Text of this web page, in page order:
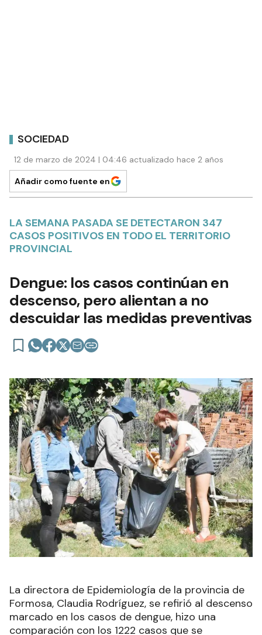
SOCIEDAD
12 de marzo de 2024 | 04:46 actualizado hace 2 años
Añadir como fuente en
LA SEMANA PASADA SE DETECTARON 347
CASOS POSITIVOS EN TODO EL TERRITORIO
PROVINCIAL
Dengue: los casos continúan en
descenso, pero alientan a no
descuidar las medidas preventivas
La directora de Epidemiología de la provincia de
Formosa, Claudia Rodríguez, se refirió al descenso
marcado en los casos de dengue, hizo una
comparación con los 1222 casos que se